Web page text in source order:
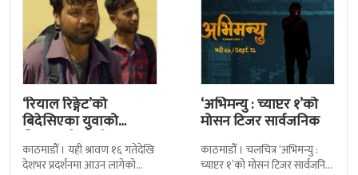
‘रियाल रिङ्गेट’को
बिदेसिएका युवाको
चित्कार बोल्ने गीत ‘आमा’
सार्वजनिक
काठमाडौँ । यही श्रावण १६ गतेदेखि
देशभर प्रदर्शनमा आउन लागेको
‘अभिमन्यु : च्याप्टर १’को
मोसन टिजर सार्वजनिक
काठमाडौँ । चलचित्र ‘अभिमन्यु :
च्याप्टर १’को मोसन टिजर सार्वजनिक